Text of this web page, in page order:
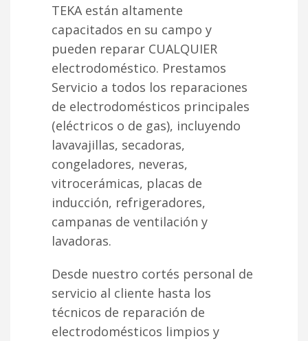
TEKA están altamente
capacitados en su campo y
pueden reparar CUALQUIER
electrodoméstico. Prestamos
Servicio a todos los reparaciones
de electrodomésticos principales
(eléctricos o de gas), incluyendo
lavavajillas, secadoras,
congeladores, neveras,
vitrocerámicas, placas de
inducción, refrigeradores,
campanas de ventilación y
lavadoras.
Desde nuestro cortés personal de
servicio al cliente hasta los
técnicos de reparación de
electrodomésticos limpios y